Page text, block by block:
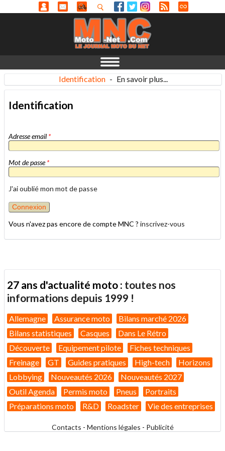
Identification - En savoir plus...
Identification
Adresse email *
Mot de passe*
J'ai oublié mon mot de passe
Vous n'avez pas encore de compte MNC ? inscrivez-vous
27 ans d'actualité moto : toutes nos
informations depuis 1999 !
Allemagne Assurance moto
Bilans marché 2026
Bilans statistiques
Casques
Dans Le Rétro
Découverte
Equipement pilote
Fiches techniques
Freinage
GT Guides pratiques High-tech
Horizons
Lobbying
Nouveautés 2026
Nouveautés 2027
Outil Agenda
Permis moto Pneus
Portraits
Préparations moto
R&D Roadster Vie des entreprises
Contacts - Mentions légales - Publicité